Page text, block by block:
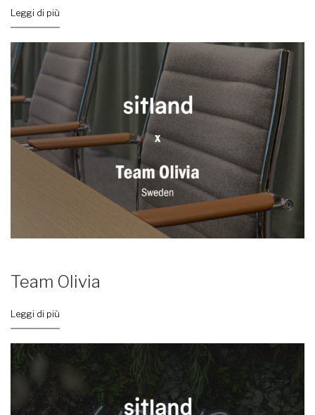
Leggi di più
Team Olivia
Leggi di più